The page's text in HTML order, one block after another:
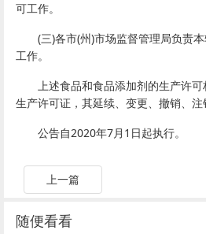
可工作。
(三)各市(州)市场监督管理局负责本
工作。
上述食品和食品添加剂的生产许可
生产许可证，其延续、变更、撤销、注
公告自2020年7月1日起执行。
上一篇
随便看看